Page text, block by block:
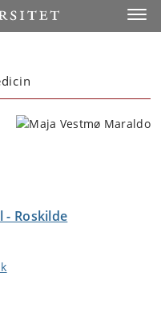
Roskilde